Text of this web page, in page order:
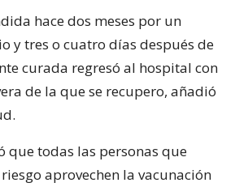
hace dos meses por un
y tres o cuatro días después de
curada regresó al hospital con
de la que se recupero, añadió
que todas las personas que
aprovechen la vacunación